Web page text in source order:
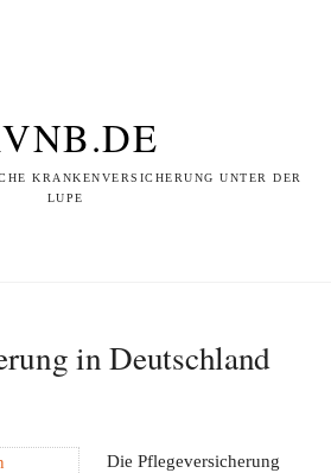
KRANKENVERSICHERUNG UNTER DER
LUPE
in Deutschland
Die Pflegeversicherung